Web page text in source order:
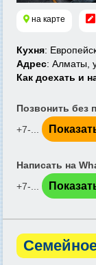
на карте
Кухня:
Адрес: Алматы,
Как доехать и
Позвонить без
+7-...
Написать на
+7-...